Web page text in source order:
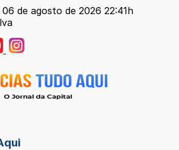
de agosto de 2026 22:41h